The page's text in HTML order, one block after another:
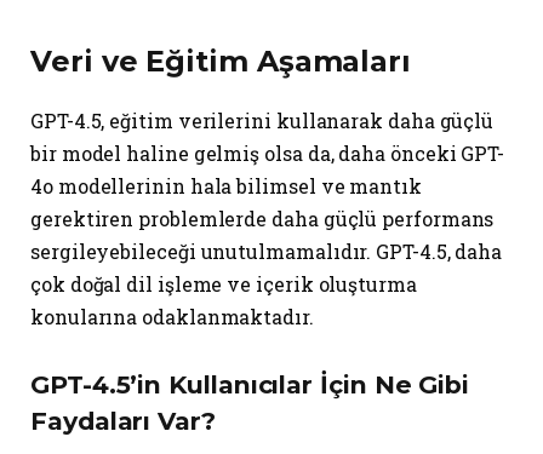
Veri ve Eğitim Aşamaları
GPT-4.5, eğitim verilerini kullanarak daha güçlü
bir model haline gelmiş olsa da, daha önceki GPT-
4o modellerinin hala bilimsel ve mantık
gerektiren problemlerde daha güçlü performans
sergileyebileceği unutulmamalıdır. GPT-4.5, daha
çok doğal dil işleme ve içerik oluşturma
konularına odaklanmaktadır.
GPT-4.5’in Kullanıcılar İçin Ne Gibi
Faydaları Var?